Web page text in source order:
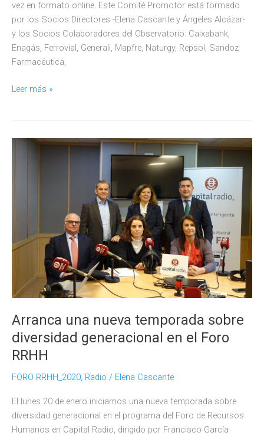
vez en formato online. Este Comité Promotor está formado
por los Socios Directores -Elena Cascante y Ángeles Alcázar-
y los Socios Colaboradores del Observatorio: Caixabank,
Enagás, Ferrovial, Generali, Mapfre, Naturgy, Repsol, Sandoz
Farmacéutica,
El
Observatorio
reto
diversidad
generacional
Leer más »
Arranca una nueva temporada sobre
diversidad generacional en el Foro
RRHH
FORO RRHH_2020, Radio / Elena Cascante
El lunes 20 de enero iniciamos una nueva temporada sobre
diversidad generacional en el programa del Foro de Recursos
Humanos en Capital Radio, dirigido por Francisco García